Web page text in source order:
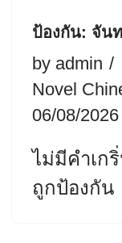
ป้องกัน: จัน
by admin
Novel
06/08/2026
ไม่มีคำเก
ถูกป้องกัน